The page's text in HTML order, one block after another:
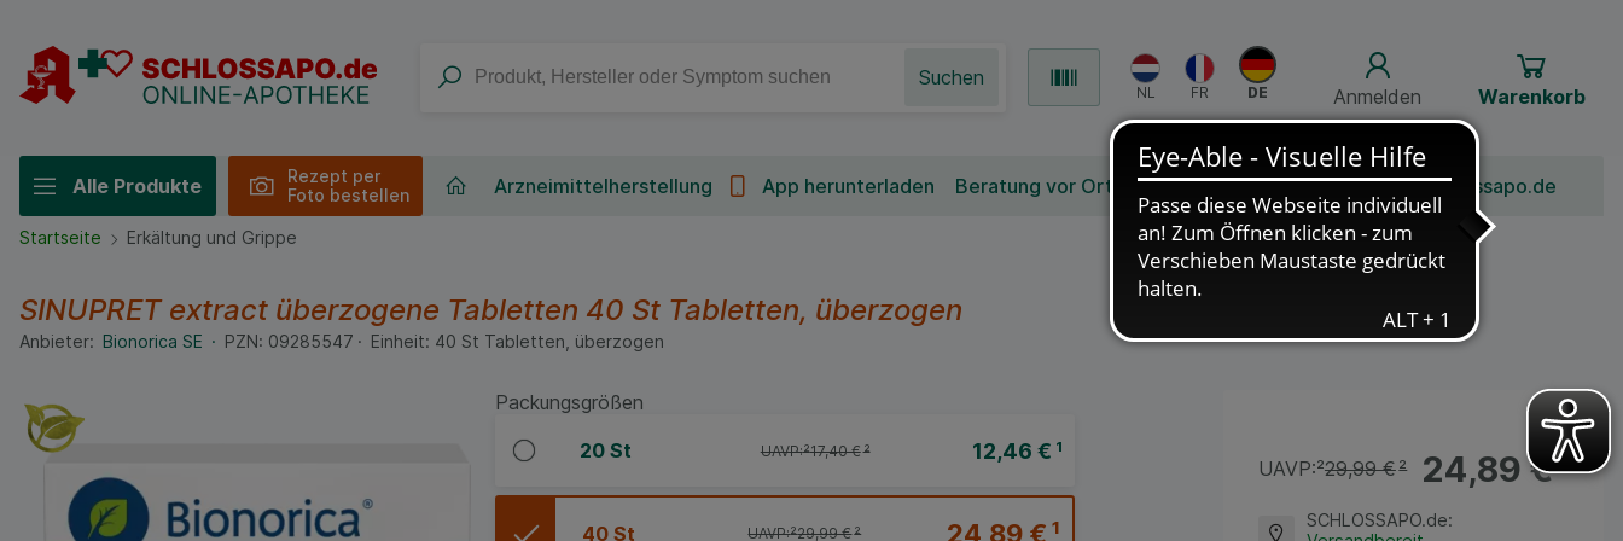
Anmelden Warenkorb
Suchen
Alle Produkte
Rezept per
Foto bestellen
Arzneimittelherstellung App herunterladen Beratung vor Ort Bonusprogramm Jobs Über Schlossapo.de
Startseite Erkältung und Grippe
SINUPRET extract überzogene Tabletten 40 St Tabletten, überzogen
Anbieter: Bionorica SE PZN: 09285547 Einheit: 40 St Tabletten, überzogen
Packungsgrößen
20 St 12,46 € ¹
UAVP:²17,40 €²
40 St 24,89 €¹
UAVP:²29,99 €²
24,89 €¹
UAVP:²29,99 €²
SCHLOSSAPO.de: